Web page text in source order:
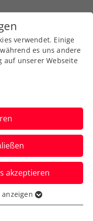
am
–
powered by
ATP-500-
verwendet. Einige
es uns andere
auf unserer Webseite
akzeptieren
anzeigen